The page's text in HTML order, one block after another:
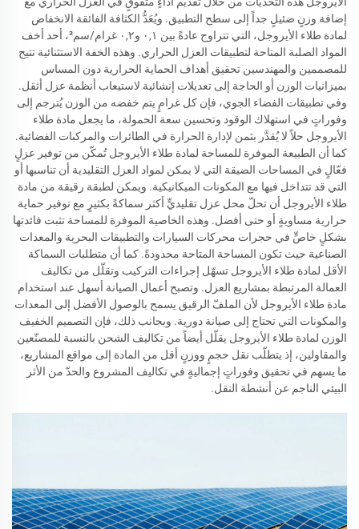
إضافة وزنٍ ضئيلٍ جداً إلى سطح التطبيق. ويُعَدُّ الكثافة الفائقة الانخفاض
لمادة طلاء الأيروجل، التي تتراوح عادةً بين ٠,١ و٠,٢ غرام/سم³، أحد أخف
المواد الصلبة المتاحة لتطبيقات العزل الحراري. وهذه الخفة الاستثنائية تتيح
للمصممين والمهندسين تحقيق أهداف الحماية الحرارية دون المساس
بميزانيات الوزن أو الحاجة إلى تعديلات إنشائية لاستيعاب أنظمة عزل أثقل.
وفي تطبيقات الفضاء الجوي، فإن كل غرامٍ يتم خفضه من الوزن يُترجم إلى
وفوراتٍ في استهلاك الوقود وتحسين سعة الحمولة، ما يجعل مادة طلاء
الأيروجل حلاً لا يُقدَّر بثمن لإدارة الحرارة في الطائرات والمركبات الفضائية.
كما أن الطبيعة الموفرة للمساحة لمادة طلاء الأيروجل تُمكّن من توفير عزلٍ
فعّالٍ في المساحات الضيقة التي لا يمكن لمواد العزل التقليدية أن تناسبها أو
التي قد تتداخل فيها مع المكونات الميكانيكية. ويمكن لطبقة رقيقة من مادة
طلاء الأيروجل أن تحلّ محل عزل تقليديٍّ أكثر سماكةً بكثيرٍ مع توفير حماية
حرارية مساويةٍ أو حتى أفضل. وهذه الخاصية الموفرة للمساحة تثبت فائدتها
بشكلٍ خاصٍّ في حجرات محركات السيارات والتطبيقات البحرية والمعدات
الصناعية حيث تكون المساحة المتاحة محدودةً. كما أن متطلبات السماكة
الأقل لمادة طلاء الأيروجل تسهّل إجراءات التركيب وتقلّل من تكاليف
العمالة المرتبطة بمشاريع العزل. وتصبح أعمال الصيانة أسهل عند استخدام
مادة طلاء الأيروجل لأن الملفّ الرقيق يسمح بالوصول الأفضل إلى المعدات
والمكونات التي تحتاج إلى صيانة دورية. وبجانب ذلك، فإن التصميم الخفيف
الوزن لمادة طلاء الأيروجل يقلّل أيضاً من تكاليف الشحن بالنسبة للمصنّعين
والمقاولين، إذ يتطلّب نقل حجمٍ ووزنٍ أقل من المادة إلى مواقع المشاريع،
ما يسهم في تحقيق وفوراتٍ إجماليةٍ في تكاليف المشروع والحدّ من الأثر
البيئي الناجم عن أنشطة النقل.